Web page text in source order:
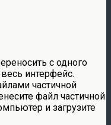
с одного
интерфейс.
частичной
файл частичной
и загрузите